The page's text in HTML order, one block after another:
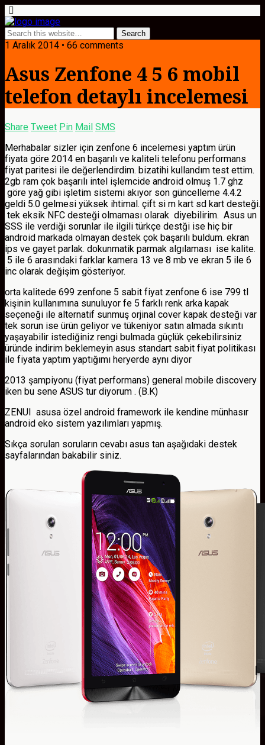
1 Aralık 2014 • 66 comments
Asus Zenfone 4 5 6 mobil
telefon detaylı incelemesi
Share Tweet Pin Mail SMS
Merhabalar sizler için zenfone 6 incelemesi yaptım ürün
fiyata göre 2014 en başarılı ve kaliteli telefonu performans
fiyat paritesi ile değerlendirdim. bizatihi kullandım test ettim.
2gb ram çok başarılı intel işlemcide android olmuş 1.7 ghz
göre yağ gibi işletim sistemi akıyor son güncelleme 4.4.2
geldi 5.0 gelmesi yüksek ihtimal. çift si m kart sd kart desteği.
tek eksik NFC desteği olmaması olarak diyebilirim. Asus un
SSS ile verdiği sorunlar ile ilgili türkçe destği ise hiç bir
android markada olmayan destek çok başarılı buldum. ekran
ips ve gayet parlak. dokunmatik parmak algılaması ise kalite.
5 ile 6 arasındaki farklar kamera 13 ve 8 mb ve ekran 5 ile 6
inc olarak değişim gösteriyor.
orta kalitede 699 zenfone 5 sabit fiyat zenfone 6 ise 799 tl
kişinin kullanımına sunuluyor fe 5 farklı renk arka kapak
seçeneği ile alternatif sunmuş orjinal cover kapak desteği var
tek sorun ise ürün geliyor ve tükeniyor satın almada sıkıntı
yaşayabilir istediğiniz rengi bulmada güçlük çekebilirsiniz
üründe indirim beklemeyin asus standart sabit fiyat politikası
ile fiyata yaptım yaptığımı heryerde aynı diyor
2013 şampiyonu (fiyat performans) general mobile discovery
iken bu sene ASUS tur diyorum . (B.K)
ZENUI asusa özel android framework ile kendine münhasır
android eko sistem yazılımları yapmış.
Sıkça sorulan soruların cevabı asus tan aşağıdaki destek
sayfalarından bakabilir siniz.